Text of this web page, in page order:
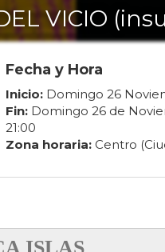
VICIO
Fecha y Hora
Inicio: Domingo 26
Fin: Domingo 26de
21:00
Zona horaria: Centro